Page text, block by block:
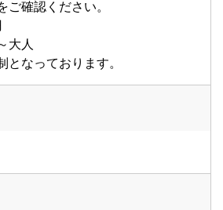
ご確認ください。
大人
なっております。